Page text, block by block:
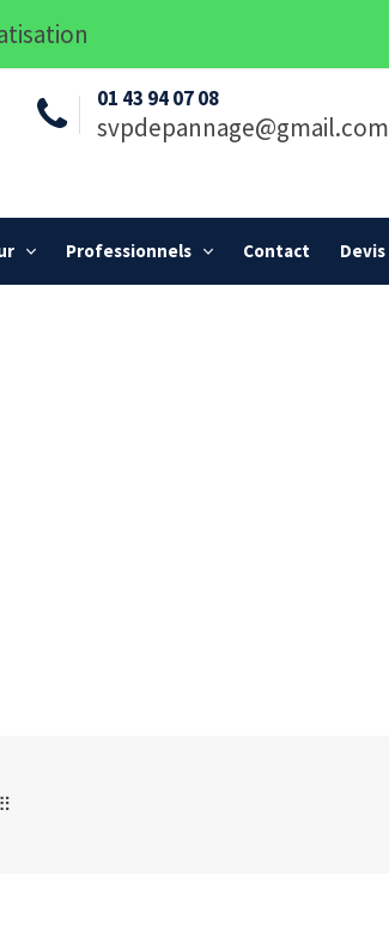
01 43 94 07 08
svpdepannage@gmail.com
Professionnels Contact Devis